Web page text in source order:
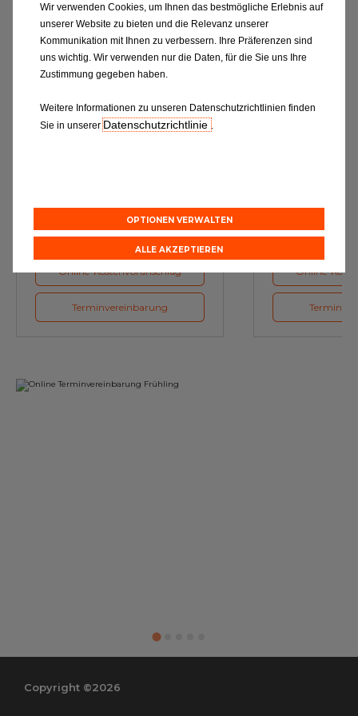
Online-Kostenvoranschlag
Terminvereinbarung
Online-
Copyright ©2026
Wir verwenden Cookies, um Ihnen das bestmögliche Erlebnis auf
unserer Website zu bieten und die Relevanz unserer
Kommunikation mit Ihnen zu verbessern. Ihre Präferenzen sind
uns wichtig. Wir verwenden nur die Daten, für die Sie uns Ihre
Zustimmung gegeben haben.
Weitere Informationen zu unseren Datenschutzrichtlinien finden
Sie in unsererDatenschutzrichtlinie .
OPTIONEN VERWALTEN
ALLE AKZEPTIEREN